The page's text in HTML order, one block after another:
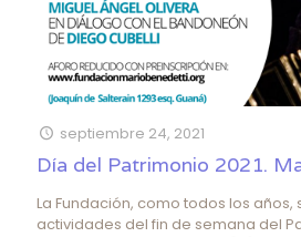
septiembre 24, 2021
Día del Patrimonio 2021.
La Fundación, como todos los
actividades del fin de semana del